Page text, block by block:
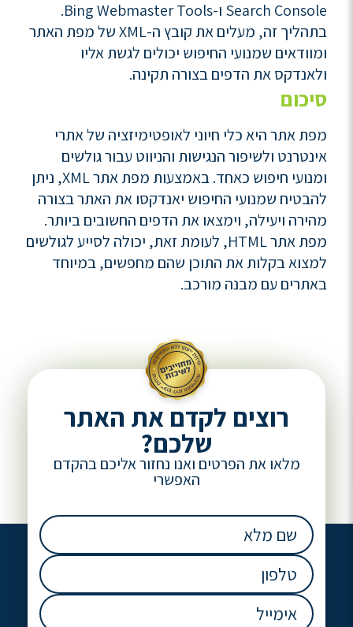
Search Console ו-Bing Webmaster Tools.
בתהליך זה, מעלים את קובץ ה-XML של מפת האתר
ומוודאים שמנועי החיפוש יכולים לגשת אליו
ולאנדקס את הדפים בצורה תקינה.
סיכום
מפת אתר היא כלי חיוני לאופטימיזציה של אתרי
אינטרנט ולשיפור הנגישות והניווט עבור גולשים
ומנועי חיפוש כאחד. באמצעות מפת אתר XML, ניתן
להבטיח שמנועי החיפוש יאנדקסו את האתר בצורה
מהירה ויעילה, וימצאו את הדפים החשובים ביותר.
מפת אתר HTML, לעומת זאת, יכולה לסייע לגולשים
למצוא בקלות את התוכן שהם מחפשים, במיוחד
באתרים עם מבנה מורכב.
רוצים לקדם את האתר
שלכם?
מלאו את הפרטים ואנו נחזור אליכם בהקדם
האפשרי
שם
מלא
(חובה)
טלפון
(חובה)
אימייל
(חובה)